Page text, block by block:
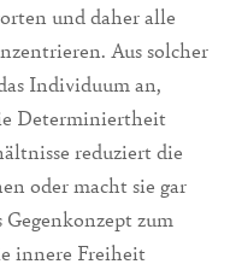
und daher alle
Aus solcher
Individuum an,
Determiniertheit
reduziert die
oder macht sie gar
zum
innere Freiheit